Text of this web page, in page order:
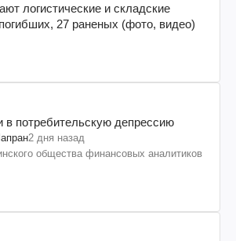
логистические и складские
27 раненых (фото, видео)
в потребительскую депрессию
2 дня назад
общества финансовых аналитиков